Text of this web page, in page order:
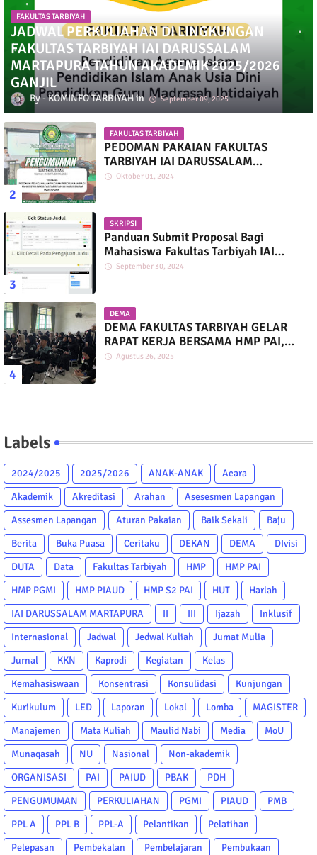
FAKULTAS TARBIYAH
JADWAL PERKULIAHAN DI LINGKUNGAN
FAKULTAS TARBIYAH IAI DARUSSALAM
MARTAPURA TAHUN AKADEMIK 2025/2026
GANJIL
KOMINFO TARBIYAH September 09, 2025
FAKULTAS TARBIYAH
PEDOMAN PAKAIAN FAKULTAS
TARBIYAH IAI DARUSSALAM
MARTAPURA
Oktober 01, 2024
SKRIPSI
Panduan Submit Proposal Bagi
Mahasiswa Fakultas Tarbiyah IAI
Darussalam
September 30, 2024
DEMA
DEMA FAKULTAS TARBIYAH GELAR
RAPAT KERJA BERSAMA HMP PAI,
PGMI, DAN PIAUD
Agustus 26, 2025
Labels
2024/2025 2025/2026 ANAK-ANAK
Acara
Akademik
Akreditasi Arahan
Asesesmen Lapangan
Assesmen Lapangan
Aturan Pakaian Baik Sekali
Baju
Berita
Buka Puasa Ceritaku DEKAN DEMA
DIvisi
DUTA
Data Fakultas Tarbiyah HMP
HMP PAI
HMP PGMI
HMP PIAUD HMP S2 PAI HUT
Harlah
IAI DARUSSALAM MARTAPURA
II III Ijazah
Inklusif
Internasional
Jadwal Jedwal Kuliah
Jumat Mulia
Jurnal
KKN Kaprodi Kegiatan
Kelas
Kemahasiswaan
Konsentrasi Konsulidasi
Kunjungan
Kurikulum
LED Laporan Lokal Lomba
MAGISTER
Manajemen
Mata Kuliah Maulid Nabi Media
MoU
Munaqasah
NU Nasional
Non-akademik
ORGANISASI
PAI PAIUD PBAK
PDH
PENGUMUMAN
PERKULIAHAN PGMI PIAUD
PMB
PPL A
PPL B PPL-A Pelantikan
Pelatihan
Pelepasan
Pembekalan Pembelajaran
Pembukaan